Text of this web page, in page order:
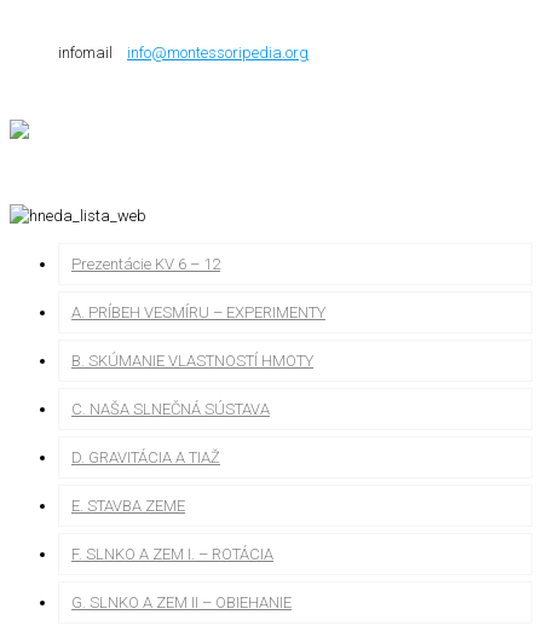
infomail info@montessoripedia.org
Prezentácie KV 6 – 12
A. PRÍBEH VESMÍRU – EXPERIMENTY
B. SKÚMANIE VLASTNOSTÍ HMOTY
C. NAŠA SLNEČNÁ SÚSTAVA
D. GRAVITÁCIA A TIAŽ
E. STAVBA ZEME
F. SLNKO A ZEM I. – ROTÁCIA
G. SLNKO A ZEM II – OBIEHANIE